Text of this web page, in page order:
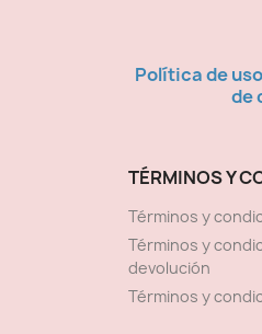
Política de
de
TÉRMINOS Y
Términos y
Términos y
devolución
Términos y